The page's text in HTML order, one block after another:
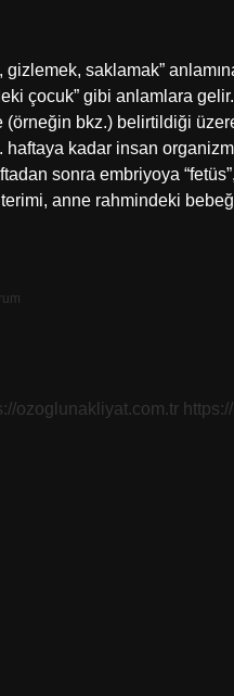
gizlemek, saklamak”
çocuk” gibi anlamlara
bkz.) belirtildiği
kadar insan
sonra embriyoya
terimi, anne rahmindeki
ozoglunakliyat.com.tr